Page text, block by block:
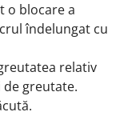
o blocare a
îndelungat cu
relativ
greutate.